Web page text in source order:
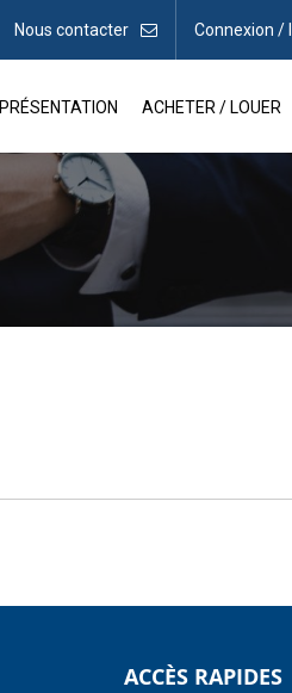
Nous contacter Connexion /
PRÉSENTATION ACHETER / LOUER
ACCÈS RAPIDES